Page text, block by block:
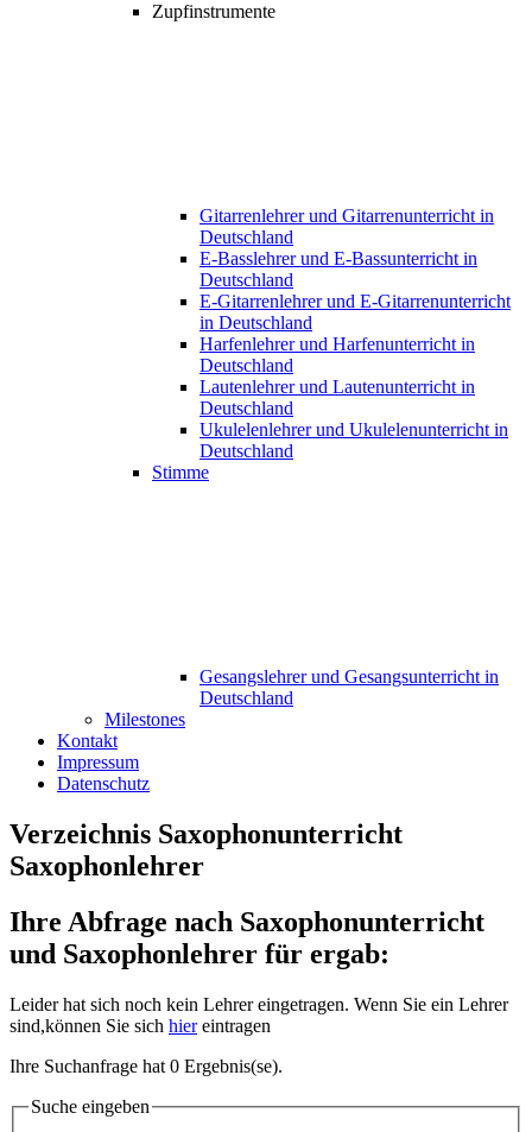
Zupfinstrumente
Gitarrenlehrer und Gitarrenunterricht in
Deutschland
E-Basslehrer und E-Bassunterricht in
Deutschland
E-Gitarrenlehrer und E-Gitarrenunterricht
in Deutschland
Harfenlehrer und Harfenunterricht in
Deutschland
Lautenlehrer und Lautenunterricht in
Deutschland
Ukulelenlehrer und Ukulelenunterricht in
Deutschland
Stimme
Gesangslehrer und Gesangsunterricht in
Deutschland
Milestones
Kontakt
Impressum
Datenschutz
Verzeichnis Saxophonunterricht
Saxophonlehrer
Ihre Abfrage nach Saxophonunterricht
und Saxophonlehrer für ergab:
Leider hat sich noch kein Lehrer eingetragen. Wenn Sie ein Lehrer
sind,können Sie sich hiereintragen
Ihre Suchanfrage hat 0 Ergebnis(se).
Suche eingeben